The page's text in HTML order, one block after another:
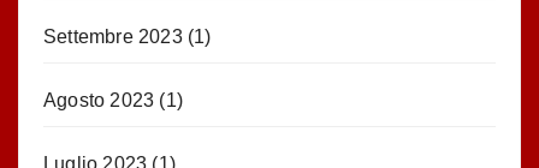
Settembre 2023(1)
Agosto 2023 (1)
Luglio 2023 (1)